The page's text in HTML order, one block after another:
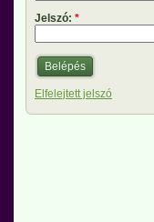
Jelszó: *
Elfelejtett jelszó